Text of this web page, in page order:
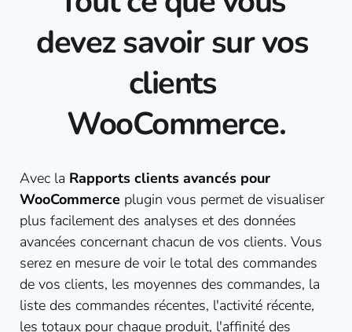
devez savoir sur vos
clients
WooCommerce.
Avec la Rapports clients avancés pour
WooCommerce plugin vous permet de visualiser
plus facilement des analyses et des données
avancées concernant chacun de vos clients. Vous
serez en mesure de voir le total des commandes
de vos clients, les moyennes des commandes, la
liste des commandes récentes, l'activité récente,
les totaux pour chaque produit, l'affinité des